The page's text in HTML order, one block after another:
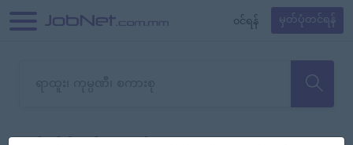
၀င်ရန် မှတ်ပုံတင်ရန်